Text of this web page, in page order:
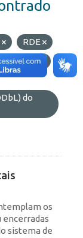
RDE
OData
do
os
encerradas
sistema de